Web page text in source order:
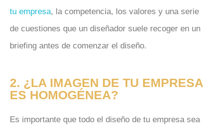
tu empresa, la competencia, los valores y una serie
de cuestiones que un diseñador suele recoger en un
briefing antes de comenzar el diseño.
2. ¿LA IMAGEN DE TU EMPRESA
ES HOMOGÉNEA?
Es importante que todo el diseño de tu empresa sea